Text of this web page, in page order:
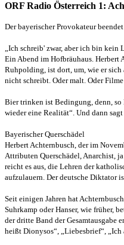
ORF Radio Österreich 1:
Der bayerischer Provokateur
„Ich schreib' zwar, aber ich bin kein
Ein Abend im Hofbräuhaus. Herbert
Ruhpolding, ist dort, um, wie er sich
nicht schreibt. Oder malt. Oder
Bier trinken ist Bedingung, denn,
wieder eine Realität“. Und dann
Bayerischer Querschädel
Herbert Achternbusch, der im
Attributen Querschädel, Anarchist,
reicht es aus, die Lehren der
aufzulauern. Der deutsche Diktator
Seit einigen Jahren hat
Suhrkamp oder Hanser, wie früher,
der dritte Band der Gesamtausgabe
heißt Dionysos“, „Liebesbrief“, „Ich